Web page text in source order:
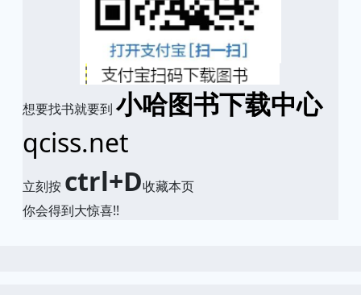
想要找书就要到 小哈图书下载中心
qciss.net
立刻按 ctrl+D收藏本页
你会得到大惊喜!!